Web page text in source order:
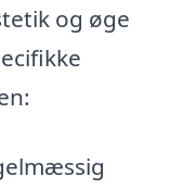
og øge